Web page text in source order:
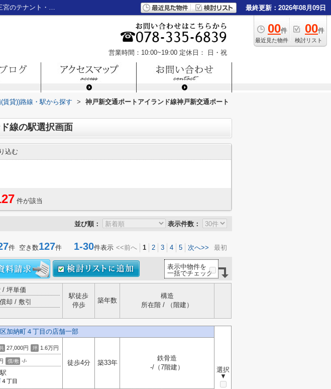
神戸新交通ポートアイランド線神戸新交通ポートアイランド線の駅選択画面｜神戸三宮のテナント・貸店舗・貸事務所なら神戸と大阪の不動産株式会社 最終更新：2026年08月09日
00件
最近見た物件
00件
検討リスト
営業時間：10:00~19:00 定休日： 日・祝
賃貸))路線・駅から探す >
神戸新交通ポートアイランド線神戸新交通ポート
線の駅選択画面
込む
件が該当
並び順： 表示件数：
件 空き数127件 1-30件表示 <<前へ 1 2 3 4 5 次へ>> 最初
表示中物件を
一括でチェック
/ 坪単価
却 / 敷引
駅徒歩
停歩
築年数
構造
所在階 / （階建）
加納町４丁目の店舗一部
選択
▼
27,000円 坪 1.6万円
償/敷 -/-
４丁目
徒歩4分 築33年
鉄骨造
-/（7階建）